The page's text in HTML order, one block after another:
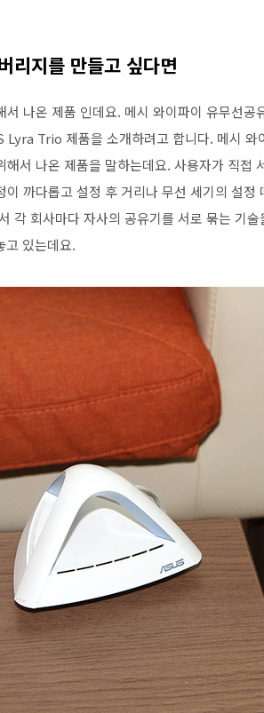
리지를 만들고 싶다면
서 나온 제품 인데요. 메시 와이파이 유무선
Trio 제품을 소개하려고 합니다. 메시 와
서 나온 제품을 말하는데요. 사용자가 직접
까다롭고 설정 후 거리나 무선 세기의 설정
각 회사마다 자사의 공유기를 서로 묶는 기
있는데요.